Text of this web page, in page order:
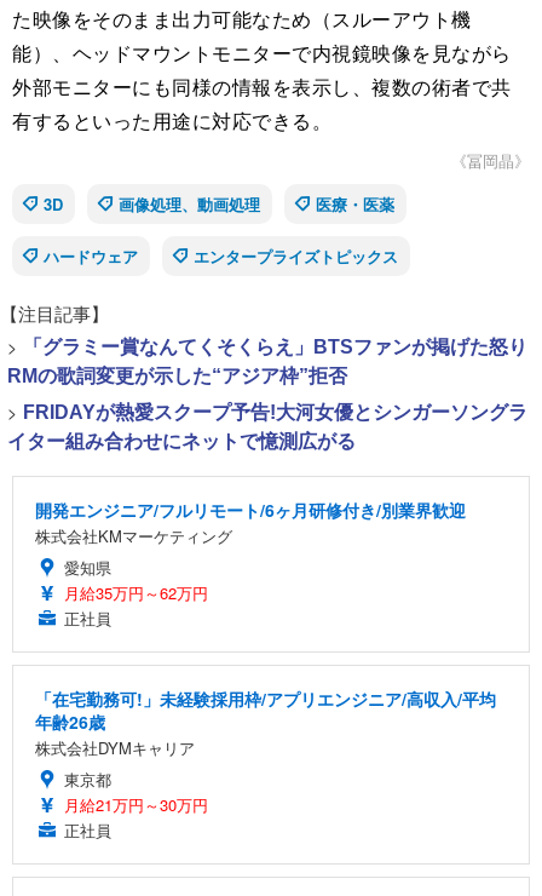
た映像をそのまま出力可能なため（スルーアウト機
能）、ヘッドマウントモニターで内視鏡映像を見ながら
外部モニターにも同様の情報を表示し、複数の術者で共
有するといった用途に対応できる。
《冨岡晶》
3D
画像処理、動画処理 医療・医薬
ハードウェア エンタープライズトピックス
【注目記事】
>
「グラミー賞なんてくそくらえ」BTSファンが掲げた怒り
RMの歌詞変更が示した“アジア枠”拒否
> FRIDAYが熱愛スクープ予告!大河女優とシンガーソングラ
イター組み合わせにネットで憶測広がる
開発エンジニア/フルリモート/6ヶ月研修付き/別業界歓迎
株式会社KMマーケティング
愛知県
月給35万円～62万円
正社員
「在宅勤務可!」未経験採用枠/アプリエンジニア/高収入/平均
年齢26歳
株式会社DYMキャリア
東京都
月給21万円～30万円
正社員